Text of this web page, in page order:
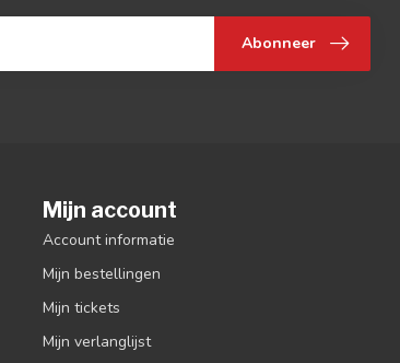
Abonneer
Mijn account
Account informatie
Mijn bestellingen
Mijn tickets
Mijn verlanglijst